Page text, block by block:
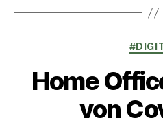
Home
von